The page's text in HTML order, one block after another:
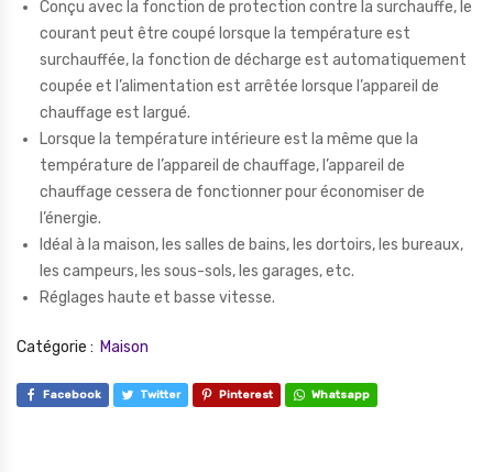
Conçu avec la fonction de protection contre la surchauffe, le
courant peut être coupé lorsque la température est
surchauffée, la fonction de décharge est automatiquement
coupée et l’alimentation est arrêtée lorsque l’appareil de
chauffage est largué.
Lorsque la température intérieure est la même que la
température de l’appareil de chauffage, l’appareil de
chauffage cessera de fonctionner pour économiser de
l’énergie.
Idéal à la maison, les salles de bains, les dortoirs, les bureaux,
les campeurs, les sous-sols, les garages, etc.
Réglages haute et basse vitesse.
Catégorie : Maison
Facebook Twitter Pinterest Whatsapp